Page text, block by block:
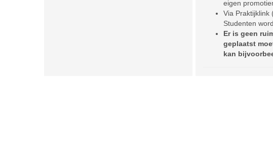
eigen
Via Praktijklink
Studenten
Er is geen
geplaatst
kan